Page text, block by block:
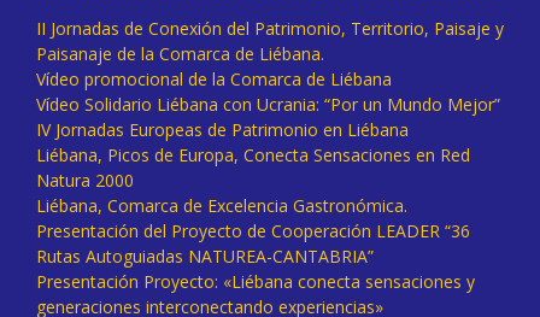
II Jornadas de Conexión del Patrimonio, Territorio, Paisaje y
Paisanaje de la Comarca de Liébana.
Vídeo promocional de la Comarca de Liébana
Vídeo Solidario Liébana con Ucrania: “Por un Mundo Mejor”
IV Jornadas Europeas de Patrimonio en Liébana
Liébana, Picos de Europa, Conecta Sensaciones en Red
Natura 2000
Liébana, Comarca de Excelencia Gastronómica.
Presentación del Proyecto de Cooperación LEADER “36
Rutas Autoguiadas NATUREA-CANTABRIA”
Presentación Proyecto: «Liébana conecta sensaciones y
generaciones interconectando experiencias»